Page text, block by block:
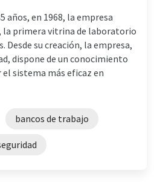
años, en 1968, la empresa
primera vitrina de laboratorio
su creación, la empresa,
dispone de un conocimiento
sistema más eficaz en
bancos de trabajo